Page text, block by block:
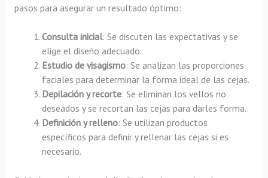
pasos para asegurar un resultado óptimo:
Consulta inicial: Se discuten las expectativas y se
elige el diseño adecuado.
Estudio de visagismo: Se analizan las proporciones
faciales para determinar la forma ideal de las cejas.
Depilación y recorte: Se eliminan los vellos no
deseados y se recortan las cejas para darles forma.
Definición y relleno: Se utilizan productos
específicos para definir y rellenar las cejas si es
necesario.